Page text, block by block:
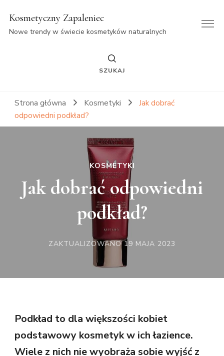
Kosmetyczny Zapaleniec
Nowe trendy w świecie kosmetyków naturalnych
SZUKAJ
Strona główna Kosmetyki
Jak dobrać
odpowiedni podkład?
KOSMETYKI
Jak dobrać odpowiedni
podkład?
ZAKTUALIZOWANO19 MAJA 2023
Podkład to dla większości kobiet
podstawowy kosmetyk w ich łazience.
Wiele z nich nie wyobraża sobie wyjść z